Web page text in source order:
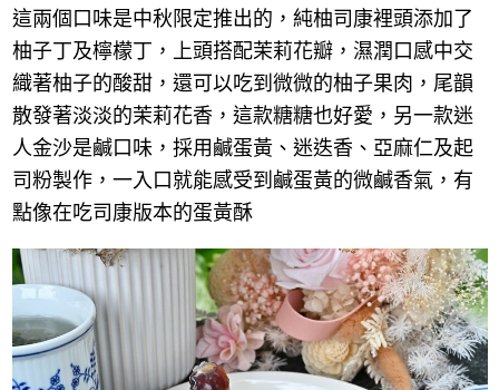
這兩個口味是中秋限定推出的，純柚司康裡頭添加了
柚子丁及檸檬丁，上頭搭配茉莉花瓣，濕潤口感中交
織著柚子的酸甜，還可以吃到微微的柚子果肉，尾韻
散發著淡淡的茉莉花香，這款糖糖也好愛，另一款迷
人金沙是鹹口味，採用鹹蛋黃、迷迭香、亞麻仁及起
司粉製作，一入口就能感受到鹹蛋黃的微鹹香氣，有
點像在吃司康版本的蛋黃酥